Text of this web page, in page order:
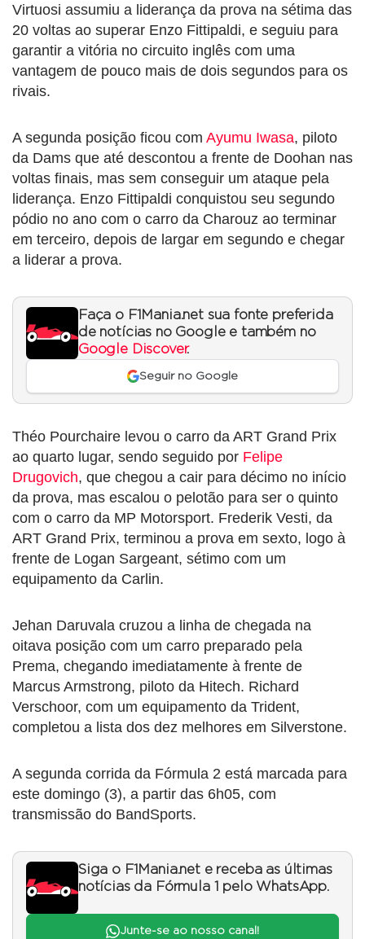
Virtuosi assumiu a liderança da prova na sétima das
20 voltas ao superar Enzo Fittipaldi, e seguiu para
garantir a vitória no circuito inglês com uma
vantagem de pouco mais de dois segundos para os
rivais.
A segunda posição ficou com Ayumu Iwasa, piloto
da Dams que até descontou a frente de Doohan nas
voltas finais, mas sem conseguir um ataque pela
liderança. Enzo Fittipaldi conquistou seu segundo
pódio no ano com o carro da Charouz ao terminar
em terceiro, depois de largar em segundo e chegar
a liderar a prova.
Faça o F1Mania.net sua fonte preferida
de notícias no Google e também no
Google Discover.
Seguir no Google
Théo Pourchaire levou o carro da ART Grand Prix
ao quarto lugar, sendo seguido por Felipe
Drugovich, que chegou a cair para décimo no início
da prova, mas escalou o pelotão para ser o quinto
com o carro da MP Motorsport. Frederik Vesti, da
ART Grand Prix, terminou a prova em sexto, logo à
frente de Logan Sargeant, sétimo com um
equipamento da Carlin.
Jehan Daruvala cruzou a linha de chegada na
oitava posição com um carro preparado pela
Prema, chegando imediatamente à frente de
Marcus Armstrong, piloto da Hitech. Richard
Verschoor, com um equipamento da Trident,
completou a lista dos dez melhores em Silverstone.
A segunda corrida da Fórmula 2 está marcada para
este domingo (3), a partir das 6h05, com
transmissão do BandSports.
Siga o F1Mania.net e receba as últimas
notícias da Fórmula 1 pelo WhatsApp.
Junte-se ao nosso canal!